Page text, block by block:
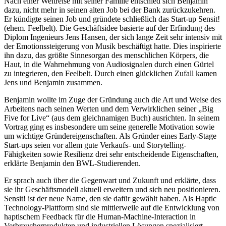
dazu, nicht mehr in seinen alten Job bei der Bank zurückzukehren.
Er kündigte seinen Job und gründete schließlich das Start-up Sensit!
(ehem. Feelbelt). Die Geschäftsidee basierte auf der Erfindung des
Diplom Ingenieurs Jens Hansen, der sich lange Zeit sehr intensiv mit
der Emotionssteigerung von Musik beschäftigt hatte. Dies inspirierte
ihn dazu, das größte Sinnesorgan des menschlichen Körpers, die
Haut, in die Wahrnehmung von Audiosignalen durch einen Gürtel
zu integrieren, den Feelbelt. Durch einen glücklichen Zufall kamen
Jens und Benjamin zusammen.
Benjamin wollte im Zuge der Gründung auch die Art und Weise des
Arbeitens nach seinen Werten und dem Verwirklichen seiner „Big
Five for Live“ (aus dem gleichnamigen Buch) ausrichten. In seinem
Vortrag ging es insbesondere um seine generelle Motivation sowie
um wichtige Gründereigenschaften. Als Gründer eines Early-Stage
Start-ups seien vor allem gute Verkaufs- und Storytelling-
Fähigkeiten sowie Resilienz drei sehr entscheidende Eigenschaften,
erklärte Benjamin den BWL-Studierenden.
Er sprach auch über die Gegenwart und Zukunft und erklärte, dass
sie ihr Geschäftsmodell aktuell erweitern und sich neu positionieren.
Sensit! ist der neue Name, den sie dafür gewählt haben. Als Haptic
Technology-Plattform sind sie mittlerweile auf die Entwicklung von
haptischem Feedback für die Human-Machine-Interaction in